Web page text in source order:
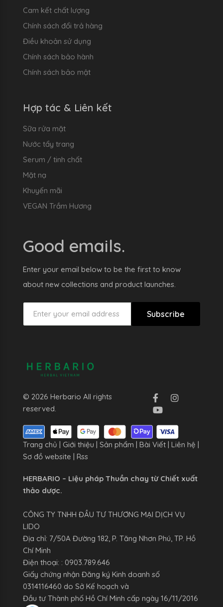
Cam kết chất lượng
Chính sách đổi trả hàng
Điều khoản sử dụng
Chính sách bảo hành
Chính sách bảo mật
Hợp tác & Liên kết
Sữa rửa mặt
Nước tẩy trang
Serum / tinh chất
Mặt nạ
Khuyến mãi
VEGAN Trầm Hương
Good emails.
Enter your email below to be the first to know
about new collections and product launches.
Subscribe
© 2026 Herbario All rights
reserved.
Trang chủ Giới thiệu Sản phẩm Bài Viết Liên hệ
Sơ đồ website
Rss
HERBARIO – Liệu pháp Thuần chay từ Chiết xuất
thảo dược.
CÔNG TY TNHH ĐẦU TƯ THƯƠNG MẠI DỊCH VỤ
LIDO
Địa chỉ: 7/50A Đường 182, P. Tăng Nhơn Phú, TP. Hồ
Chí Minh
Điện thoại: : 0903.789.646
Giấy chứng nhận Đăng ký Kinh doanh số
0314116460 do Sở Kế hoạch và
Đầu tư Thành phố Hồ Chí Minh cấp ngày 16/11/2016